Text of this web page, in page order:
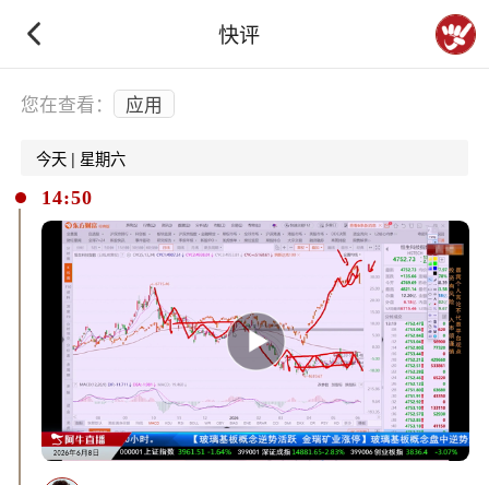
快评
下拉刷新
您在查看： 应用
今天 | 星期六
14:50